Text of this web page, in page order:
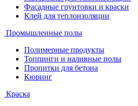
Фасадные грунтовки и краски
Клей для теплоизоляции
Промышленные полы
Полимерные продукты
Топпинги и наливные полы
Пропитки для бетона
Кюринг
Краска